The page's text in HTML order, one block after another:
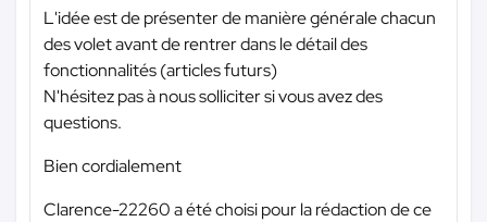
L'idée est de présenter de manière générale chacun
des volet avant de rentrer dans le détail des
fonctionnalités (articles futurs)
N'hésitez pas à nous solliciter si vous avez des
questions.
Bien cordialement
Clarence-22260 a été choisi pour la rédaction de ce